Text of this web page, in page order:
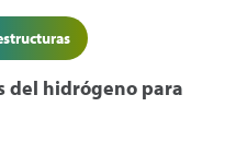
del hidrógeno para